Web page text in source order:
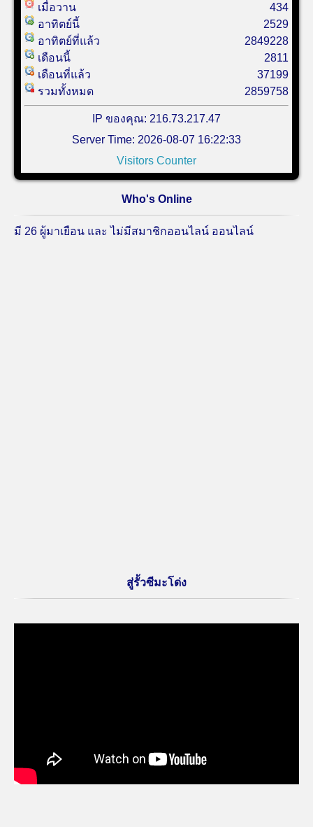
เมื่อวาน
อาทิตย์นี้
อาทิตย์ที่แล้ว
เดือนนี้
เดือนที่แล้ว
รวมทั้งหมด
434
2529
2849228
2811
37199
2859758
IP ของคุณ: 216.73.217.47
Server Time: 2026-08-07 16:22:33
Visitors Counter
Who's Online
มี 26 ผู้มาเยือน และ ไม่มีสมาชิกออนไลน์ ออนไลน์
สู่รั้วซีมะโด่ง